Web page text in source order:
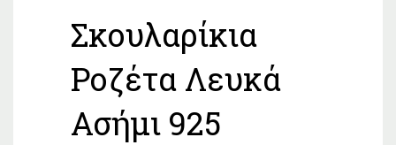
Σκουλαρίκια
Ροζέτα Λευκά
Ασήμι 925